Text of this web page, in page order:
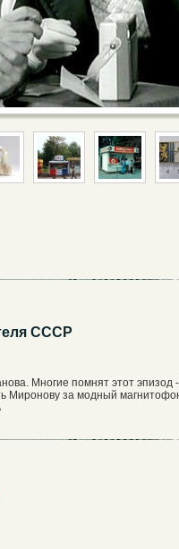
СССР
Многие помнят этот эпизод
Миронову за модный